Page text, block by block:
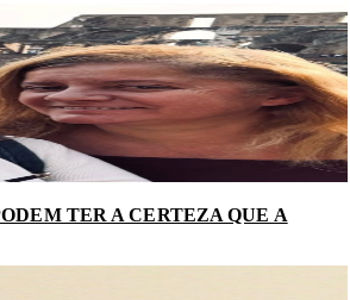
TER A CERTEZA QUE A